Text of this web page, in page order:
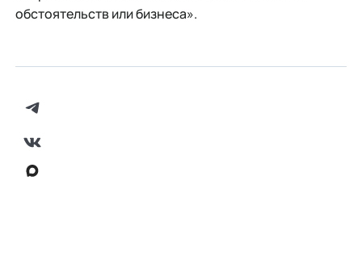
обстоятельств или бизнеса».